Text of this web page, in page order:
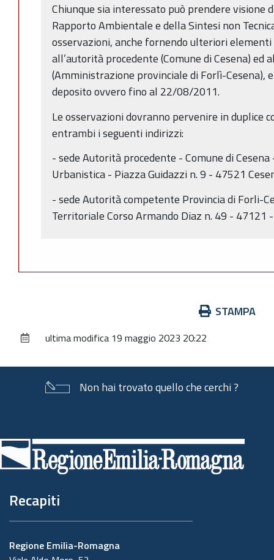
Chiunque sia interessato può prendere visione
Rapporto Ambientale e della Sintesi non
osservazioni, anche fornendo ulteriori
all’autorità procedente (Comune di Cesena) ed
(Amministrazione provinciale di Forlì-
deposito ovvero fino al 22/08/2011.
Le osservazioni dovranno pervenire in duplice
entrambi i seguenti indirizzi:
- sede Autorità procedente - Comune di
Urbanistica - Piazza Guidazzi n. 9 - 47521
- sede Autorità competente Provincia di Forli-
Territoriale Corso Armando Diaz n. 49 - 47121 -
documento
STAMPA
ultima modifica 19 maggio 2023 20:22
Non hai trovato quello che cerchi ?
di
pagina
Recapiti
Regione Emilia-Romagna